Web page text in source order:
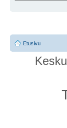
Etusivu